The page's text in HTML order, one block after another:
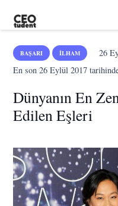
BAŞARI İLHAM 26
En son26 Eylül 2017
Dünyanın En
Edilen Eşleri